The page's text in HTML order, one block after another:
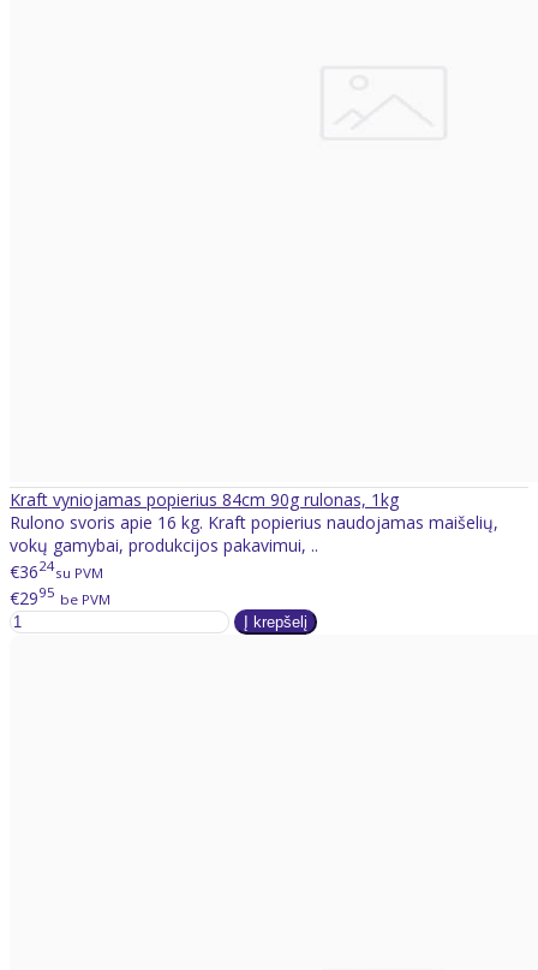
Kraft vyniojamas popierius 84cm 90g rulonas, 1kg
Rulono svoris apie 16 kg. Kraft popierius naudojamas maišelių,
vokų gamybai, produkcijos pakavimui, ..
€3624su PVM
€2995 be PVM